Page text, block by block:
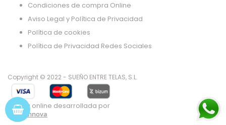
Condiciones de compra Online
Aviso Legal y Política de Privacidad
Política de cookies
Política de Privacidad Redes Sociales
Copyright © 2022 - SUEÑO ENTRE TELAS, S.L.
Tienda online desarrollada por
Gsoft Innova